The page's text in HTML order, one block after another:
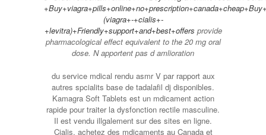
(viagra+-+cialis+-
+levitra)+Friendly+support+and+best+offers provide
pharmacological effect equivalent to the 20 mg oral
dose. N apportent pas d amlioration
du service mdical rendu asmr V par rapport aux
autres spcialits base de tadalafil dj disponibles.
Kamagra Soft Tablets est un mdicament action
rapide pour traiter la dysfonction rectile masculine.
Il est vendu illgalement sur des sites en ligne.
Cialis, achetez des mdicaments au Canada et